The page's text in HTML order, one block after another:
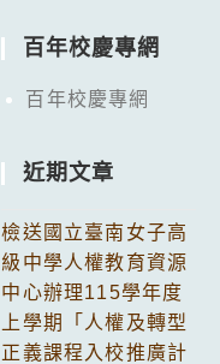
百年校慶專網
百年校慶專網
近期文章
檢送國立臺南女子高
級中學人權教育資源
中心辦理115學年度
上學期「人權及轉型
正義課程入校推廣計